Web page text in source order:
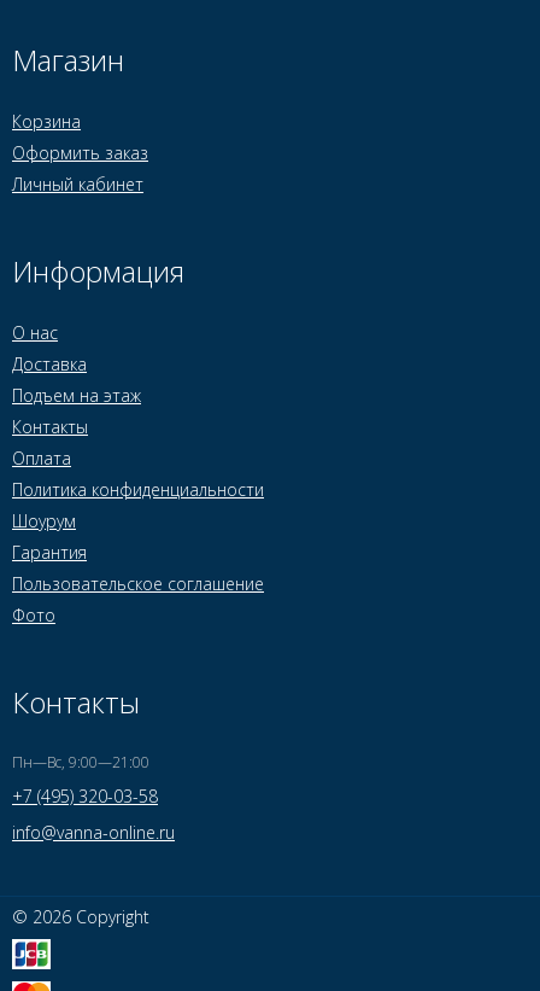
Магазин
Корзина
Оформить заказ
Личный кабинет
Информация
О нас
Доставка
Подъем на этаж
Контакты
Оплата
Политика конфиденциальности
Шоурум
Гарантия
Пользовательское соглашение
Фото
Контакты
Пн—Вс, 9:00—21:00
+7 (495) 320-03-58
info@vanna-online.ru
© 2026 Copyright